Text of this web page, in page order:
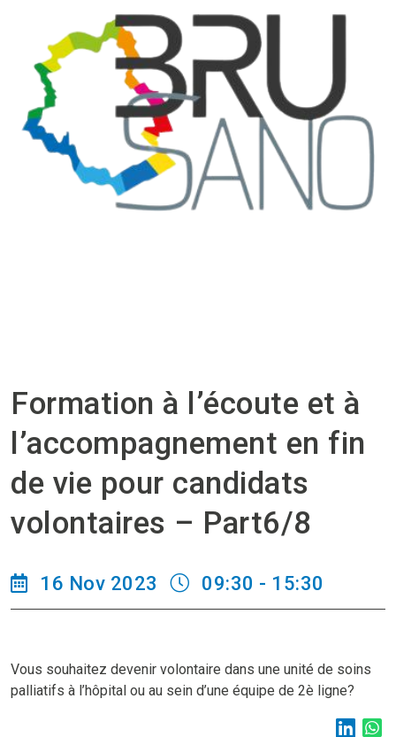
Formation à l’écoute et à
l’accompagnement en fin
de vie pour candidats
volontaires – Part6/8
16 Nov 2023 09:30 - 15:30
Vous souhaitez devenir volontaire dans une unité de soins
palliatifs à l’hôpital ou au sein d’une équipe de 2è ligne?